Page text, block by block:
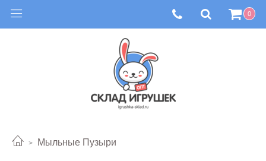
0
Мыльные Пузыри